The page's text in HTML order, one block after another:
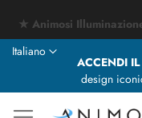
★ Animosi
ACCENDI
design
Lingua
Italiano